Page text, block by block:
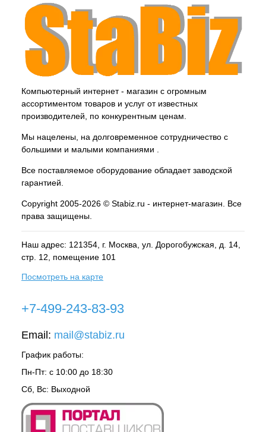
Компьютерный интернет - магазин с огромным
ассортиментом товаров и услуг от известных
производителей, по конкурентным ценам.
Мы нацелены, на долговременное сотрудничество с
большими и малыми компаниями .
Все поставляемое оборудование обладает заводской
гарантией.
Copyright 2005-2026 © Stabiz.ru - интернет-магазин. Все
права защищены.
Наш адрес: 121354, г. Москва , ул. Дорогобужская, д. 14,
стр. 12, помещение 101
Посмотреть на карте
+7-499-243-83-93
Email: mail@stabiz.ru
График работы:
Пн-Пт: с 10:00 до 18:30
Сб, Вс: Выходной